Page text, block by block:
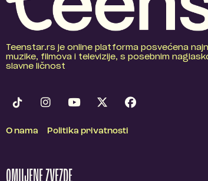
Teenstar.rs je online platforma posvećena
muzike, filmova i televizije, s posebnim
slavne ličnost
O nama Politika privatnosti